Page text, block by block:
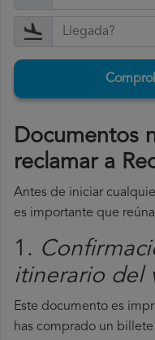
Documentos
reclamar a
Antes de iniciar
es importante que
1.
itinerario del
Este documento es
has comprado un